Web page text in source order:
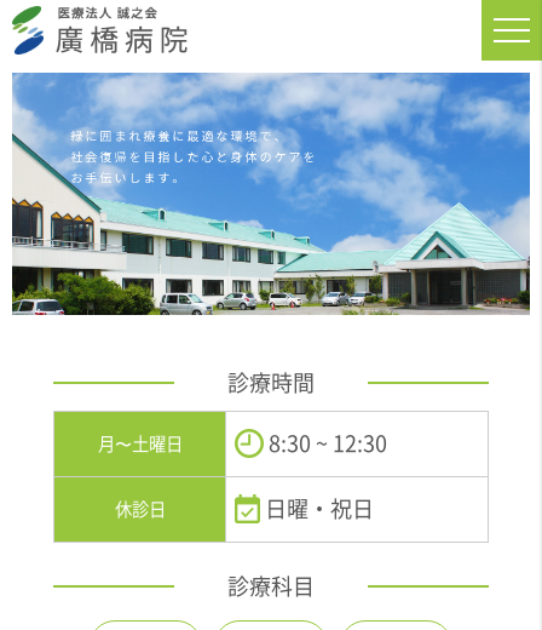
診療時間
月〜土曜日 8:30 ~ 12:30
休診日 日曜・祝日
診療科目